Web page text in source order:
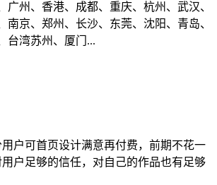
广州、香港、成都、重庆、杭州、武汉、
南京、郑州、长沙、东莞、沈阳、青岛、
台湾苏州、厦门...
户可首页设计满意再付费，前期不花一
户足够的信任，对自己的作品也有足够